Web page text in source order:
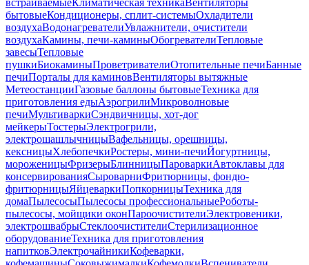
встраиваемыеКлиматическая техникаВентиляторы
бытовыеКондиционеры, сплит-системыОхладители
воздухаВодонагревателиУвлажнители, очистители
воздухаКамины, печи-каминыОбогревателиТепловые
завесыТепловые
пушкиБиокаминыПроветривателиОтопительные печиБанные
печиПорталы для каминовВентиляторы вытяжные
МетеостанцииГазовые баллоны бытовыеТехника для
приготовления едыАэрогрилиМикроволновые
печиМультиваркиСэндвичницы, хот-дог
мейкерыТостерыЭлектрогрили,
электрошашлычницыВафельницы, орешницы,
кексницыХлебопечкиРостеры, мини-печиЙогуртницы,
мороженицыФризерыБлинницыПароваркиАвтоклавы для
консервированияСыроварниФритюрницы, фондю-
фритюрницыЯйцеваркиПопкорницыТехника для
домаПылесосыПылесосы профессиональныеРоботы-
пылесосы, мойщики оконПароочистителиЭлектровеники,
электрошвабрыСтеклоочистителиСтерилизационное
оборудованиеТехника для приготовления
напитковЭлектрочайникиКофеварки,